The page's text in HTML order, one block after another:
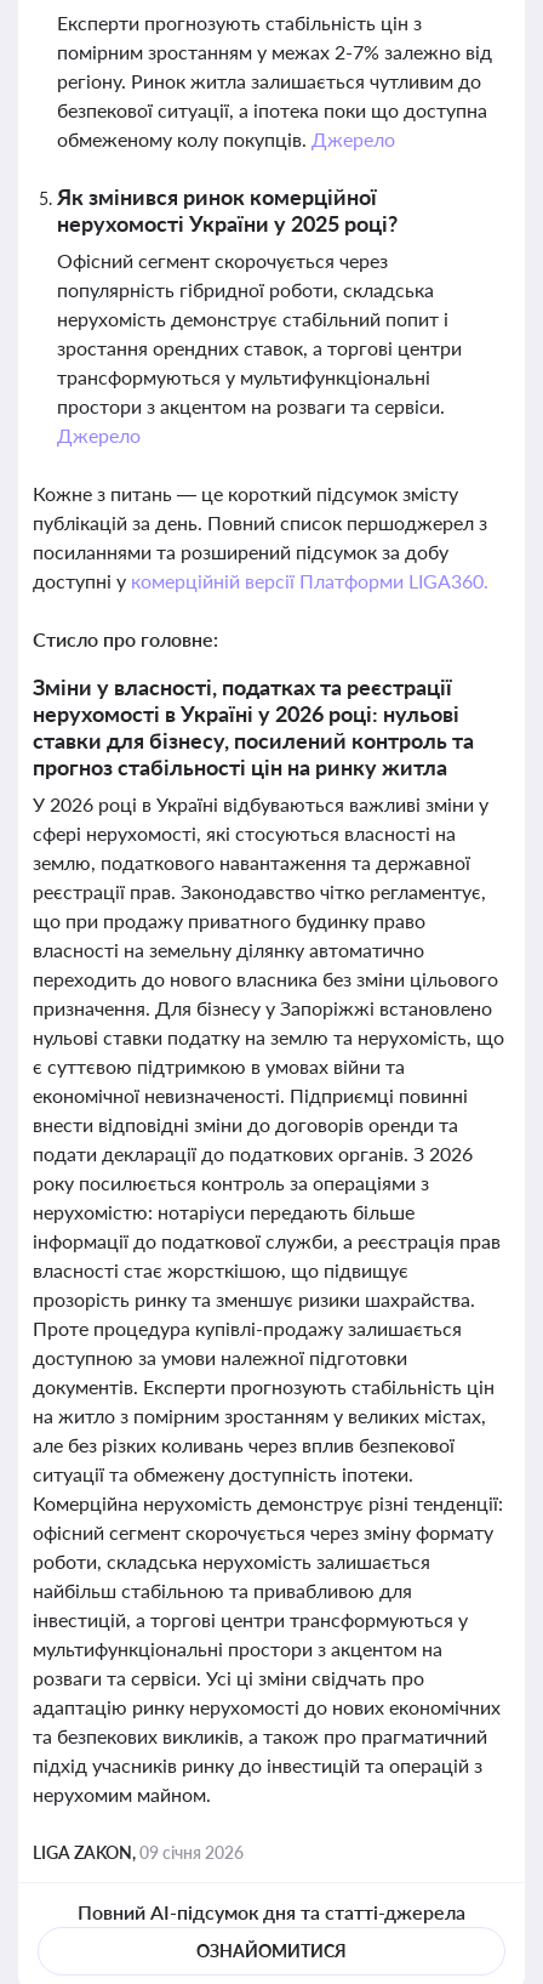
Експерти прогнозують стабільність цін з
помірним зростанням у межах 2-7% залежно від
регіону. Ринок житла залишається чутливим до
безпекової ситуації, а іпотека поки що доступна
обмеженому колу покупців. Джерело
Як змінився ринок комерційної
нерухомості України у 2025 році?
Офісний сегмент скорочується через
популярність гібридної роботи, складська
нерухомість демонструє стабільний попит і
зростання орендних ставок, а торгові центри
трансформуються у мультифункціональні
простори з акцентом на розваги та сервіси.
Джерело
Кожне з питань — це короткий підсумок змісту
публікацій за день. Повний список першоджерел з
посиланнями та розширений підсумок за добу
доступні у комерційній версії Платформи LIGA360.
Стисло про головне:
Зміни у власності, податках та реєстрації
нерухомості в Україні у 2026 році: нульові
ставки для бізнесу, посилений контроль та
прогноз стабільності цін на ринку житла
У 2026 році в Україні відбуваються важливі зміни у
сфері нерухомості, які стосуються власності на
землю, податкового навантаження та державної
реєстрації прав. Законодавство чітко регламентує,
що при продажу приватного будинку право
власності на земельну ділянку автоматично
переходить до нового власника без зміни цільового
призначення. Для бізнесу у Запоріжжі встановлено
нульові ставки податку на землю та нерухомість, що
є суттєвою підтримкою в умовах війни та
економічної невизначеності. Підприємці повинні
внести відповідні зміни до договорів оренди та
подати декларації до податкових органів. З 2026
року посилюється контроль за операціями з
нерухомістю: нотаріуси передають більше
інформації до податкової служби, а реєстрація прав
власності стає жорсткішою, що підвищує
прозорість ринку та зменшує ризики шахрайства.
Проте процедура купівлі-продажу залишається
доступною за умови належної підготовки
документів. Експерти прогнозують стабільність цін
на житло з помірним зростанням у великих містах,
але без різких коливань через вплив безпекової
ситуації та обмежену доступність іпотеки.
Комерційна нерухомість демонструє різні тенденції:
офісний сегмент скорочується через зміну формату
роботи, складська нерухомість залишається
найбільш стабільною та привабливою для
інвестицій, а торгові центри трансформуються у
мультифункціональні простори з акцентом на
розваги та сервіси. Усі ці зміни свідчать про
адаптацію ринку нерухомості до нових економічних
та безпекових викликів, а також про прагматичний
підхід учасників ринку до інвестицій та операцій з
нерухомим майном.
LIGA ZAKON,09 січня 2026
Повний AI-підсумок дня та статті-джерела
ОЗНАЙОМИТИСЯ